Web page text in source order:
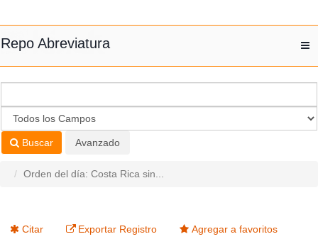
Repo Abreviatura
Buscar Avanzado
Orden del día: Costa Rica sin...
Citar Exportar Registro Agregar a favoritos